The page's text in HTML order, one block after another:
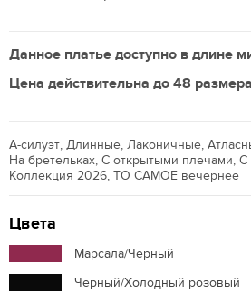
Данное платье доступно в длине
Цена действительна до 48
А-силуэт, Длинные, Лаконичные,
На бретельках, С открытыми плечами,
Коллекция 2026, ТО САМОЕ вечернее
Цвета
Марсала/Черный
Черный/Холодный розовый